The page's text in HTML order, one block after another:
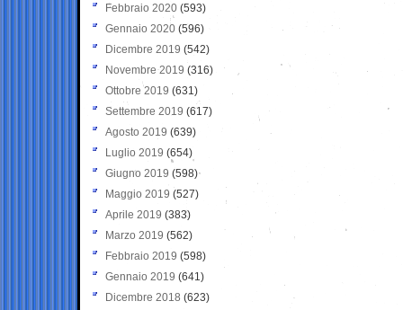
Febbraio 2020 (593)
Gennaio 2020 (596)
Dicembre 2019 (542)
Novembre 2019 (316)
Ottobre 2019 (631)
Settembre 2019 (617)
Agosto 2019 (639)
Luglio 2019 (654)
Giugno 2019 (598)
Maggio 2019 (527)
Aprile 2019 (383)
Marzo 2019 (562)
Febbraio 2019 (598)
Gennaio 2019 (641)
Dicembre 2018 (623)